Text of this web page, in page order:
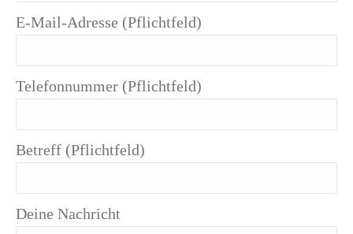
E-Mail-Adresse (Pflichtfeld)
Telefonnummer (Pflichtfeld)
Betreff (Pflichtfeld)
Deine Nachricht